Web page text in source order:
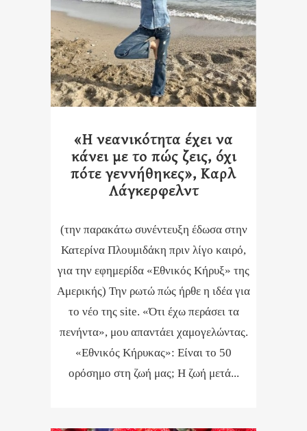
«Η νεανικότητα έχει να
κάνει με το πώς ζεις, όχι
πότε γεννήθηκες», Καρλ
Λάγκερφελντ
(την παρακάτω συνέντευξη έδωσα στην
Κατερίνα Πλουμιδάκη πριν λίγο καιρό,
για την εφημερίδα «Εθνικός Κήρυξ» της
Αμερικής) Την ρωτώ πώς ήρθε η ιδέα για
το νέο της site. «Ότι έχω περάσει τα
πενήντα», μου απαντάει χαμογελώντας.
«Εθνικός Κήρυκας»: Είναι το 50
ορόσημο στη ζωή μας; Η ζωή μετά...